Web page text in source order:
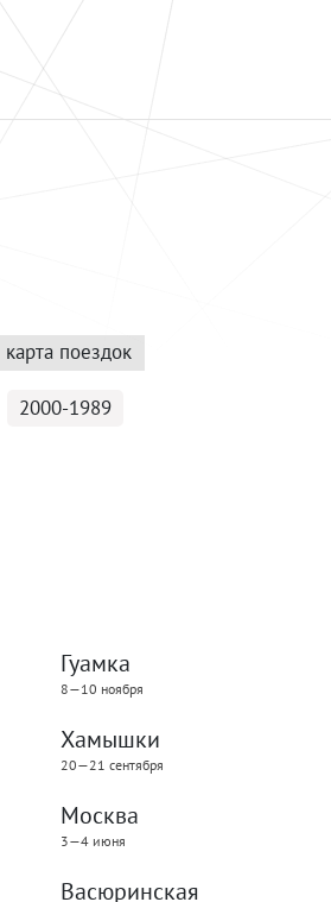
карта поездок
2000-1989
Гуамка
8—10 ноября
Хамышки
20—21 сентября
Москва
3—4 июня
Васюринская